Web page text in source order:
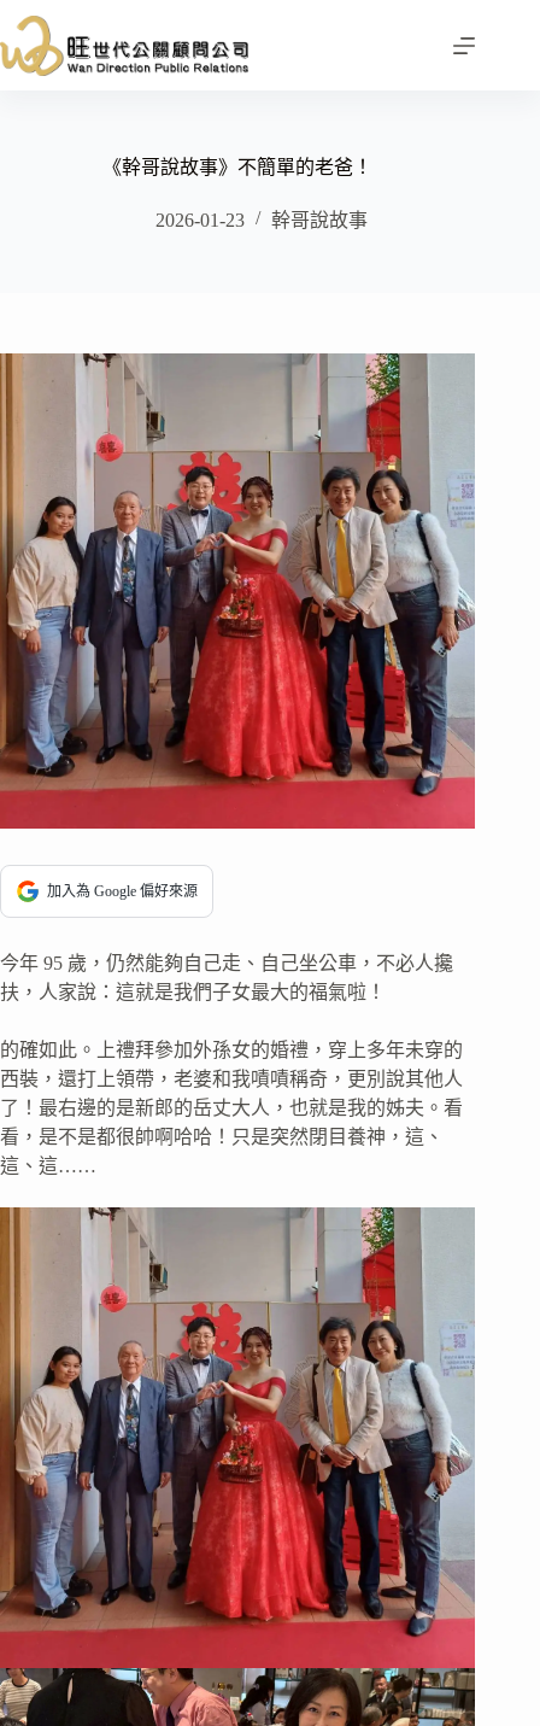
至
主
《幹哥說故事》不簡單的老爸！
2026-01-23 幹哥說故事
加入為 Google 偏好來源
今年 95 歲，仍然能夠自己走、自己坐公車，不必人攙
扶，人家說：這就是我們子女最大的福氣啦！
的確如此。上禮拜參加外孫女的婚禮，穿上多年未穿的
西裝，還打上領帶，老婆和我嘖嘖稱奇，更別說其他人
了！最右邊的是新郎的岳丈大人，也就是我的姊夫。看
看，是不是都很帥啊哈哈！只是突然閉目養神，這、
這、這……